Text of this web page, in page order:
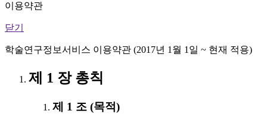
이용약관
닫기
학술연구정보서비스 이용약관 (2017년 1월 1일 ~ 현재 적용)
제 1 장 총칙
제 1 조 (목적)